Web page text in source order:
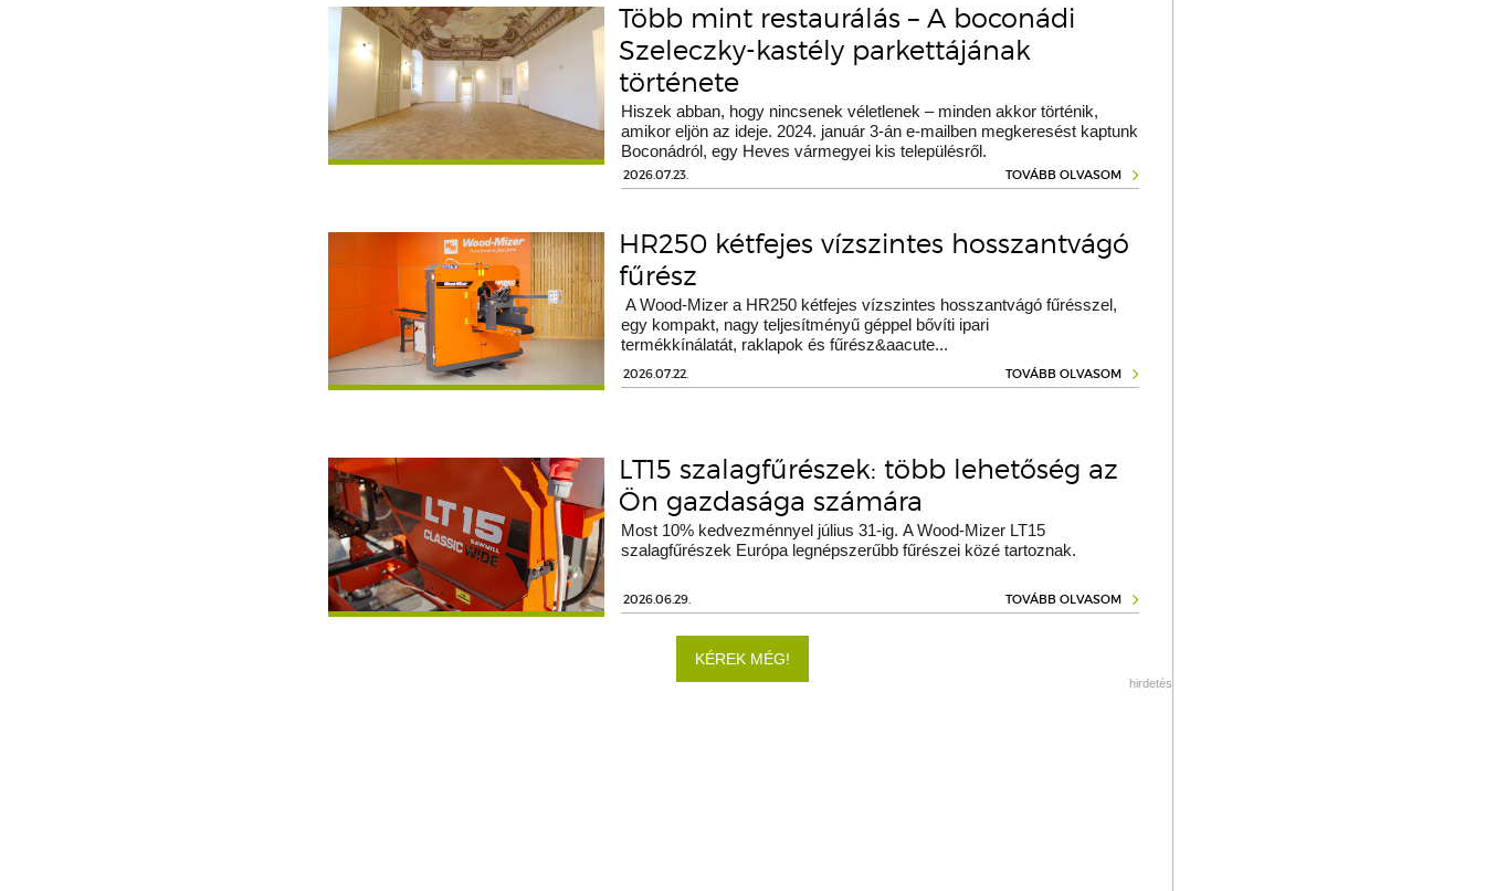
Több mint restaurálás – A boconádi
Szeleczky-kastély parkettájának
története
Hiszek abban, hogy nincsenek véletlenek – minden akkor történik,
amikor eljön az ideje. 2024. január 3-án e-mailben megkeresést kaptunk
Boconádról, egy Heves vármegyei kis településről.
2026.07.23. TOVÁBB OLVASOM
HR250 kétfejes vízszintes hosszantvágó
fűrész
A Wood-Mizer a HR250 kétfejes vízszintes hosszantvágó fűrésszel,
egy kompakt, nagy teljesítményű géppel bővíti ipari
termékkínálatát, raklapok és fűrész&aacute...
2026.07.22. TOVÁBB OLVASOM
LT15 szalagfűrészek: több lehetőség az
Ön gazdasága számára
Most 10% kedvezménnyel július 31-ig. A Wood-Mizer LT15
szalagfűrészek Európa legnépszerűbb fűrészei közé tartoznak.
2026.06.29. TOVÁBB OLVASOM
KÉREK MÉG!
hirdetés